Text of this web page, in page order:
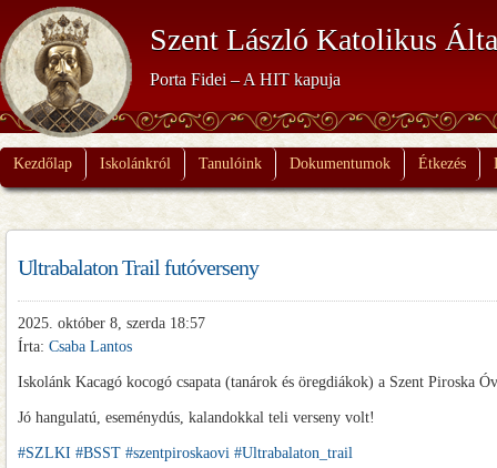
Szent László Katolikus
Porta Fidei – A HIT kapuja
Kezdőlap Iskolánkról Tanulóink Dokumentumok Étkezés
Ultrabalaton Trail futóverseny
2025. október 8, szerda 18:57
Írta: Csaba Lantos
Iskolánk Kacagó kocogó csapata (tanárok és öregdiákok) a Szent Piroska
Jó hangulatú, eseménydús, kalandokkal teli verseny volt!
#SZLKI #BSST #szentpiroskaovi #Ultrabalaton_trail